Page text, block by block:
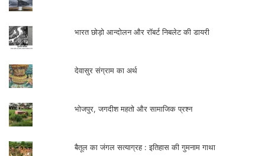
भारत छोड़ो आन्दोलन और रॉबर्ट निबलेट की डायरी
देवासुर संग्राम का अर्थ
भोजपुर, जगदीश महतो और सामाजिक प्रश्न
बैतूल का जंगल सत्याग्रह : इतिहास की गुमनाम गाथा